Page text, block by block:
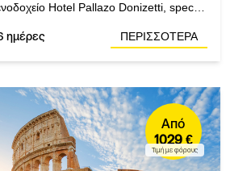
Hotel Pallazo Donizetti, special
ημέρες ΠΕΡΙΣΣΟΤΕΡΑ
Από
1029 €
Τιμή με φόρους